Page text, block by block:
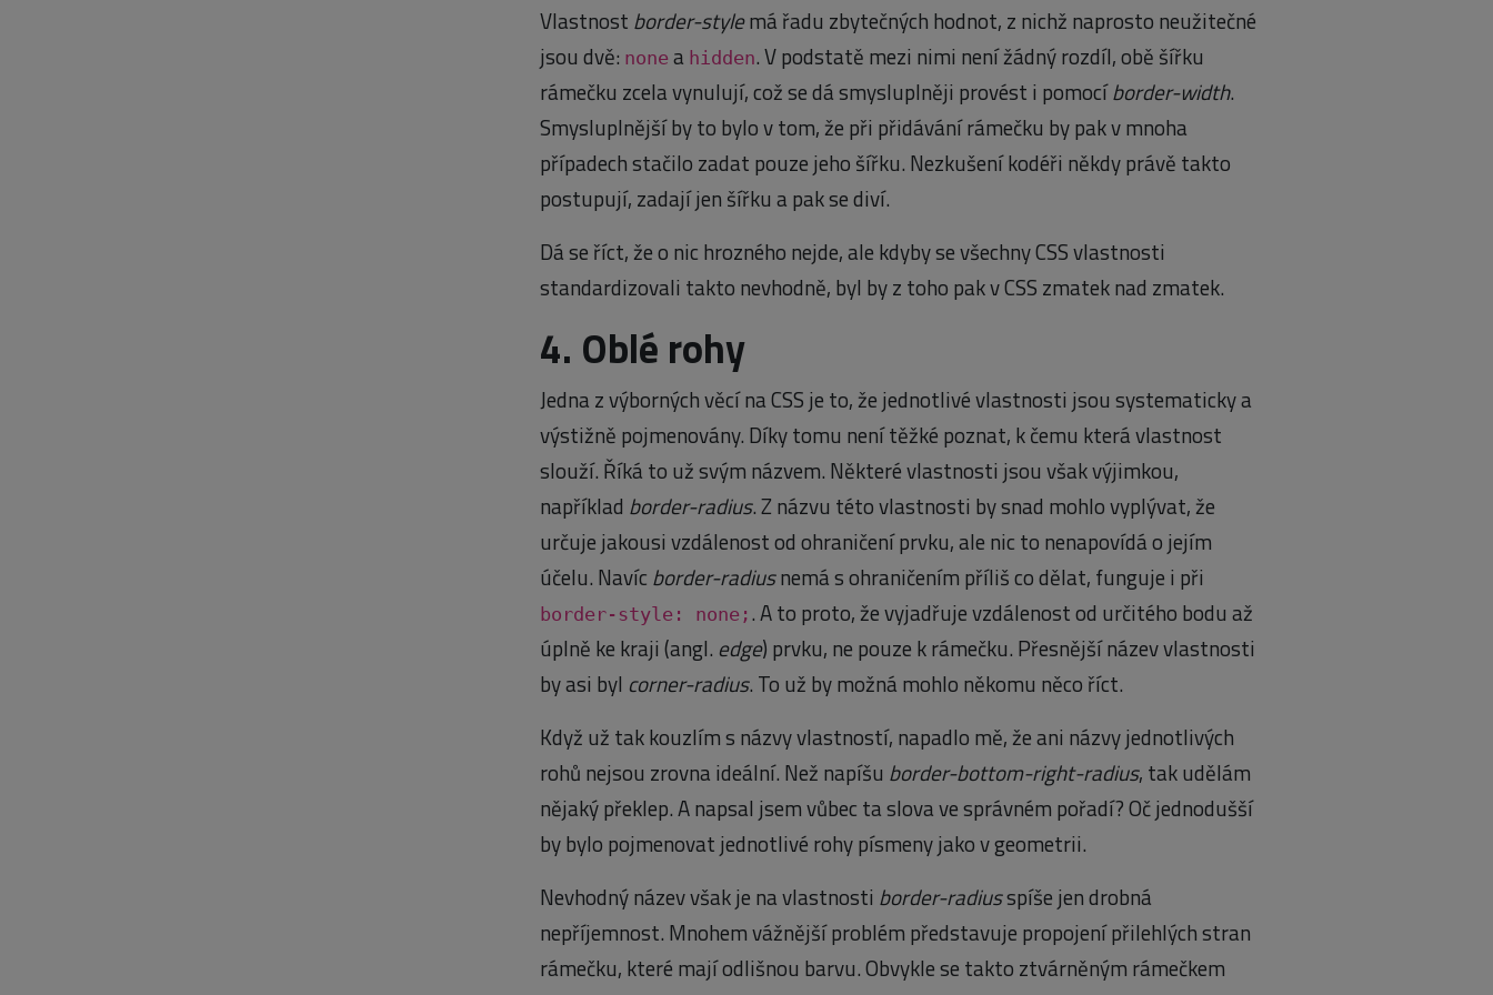
Vlastnost border-stylemá řadu zbytečných hodnot, z nichž naprosto neužitečné
jsou dvě: none a hidden. V podstatě mezi nimi není žádný rozdíl, obě šířku
rámečku zcela vynulují, což se dá smysluplněji provést i pomocíborder-width.
Smysluplnější by to bylo v tom, že při přidávání rámečku by pak v mnoha
případech stačilo zadat pouze jeho šířku. Nezkušení kodéři někdy právě takto
postupují, zadají jen šířku a pak se diví.
Dá se říct, že o nic hrozného nejde, ale kdyby se všechny CSS vlastnosti
standardizovali takto nevhodně, byl by z toho pak v CSS zmatek nad zmatek.
4. Oblé rohy
Jedna z výborných věcí na CSS je to, že jednotlivé vlastnosti jsou systematicky a
výstižně pojmenovány. Díky tomu není těžké poznat, k čemu která vlastnost
slouží. Říká to už svým názvem. Některé vlastnosti jsou však výjimkou,
například border-radius. Z názvu této vlastnosti by snad mohlo vyplývat, že
určuje jakousi vzdálenost od ohraničení prvku, ale nic to nenapovídá o jejím
účelu. Navíc border-radiusnemá s ohraničením příliš co dělat, funguje i při
border-style: none; . A to proto, že vyjadřuje vzdálenost od určitého bodu až
úplně ke kraji (angl. edge) prvku, ne pouze k rámečku. Přesnější název vlastnosti
by asi byl corner-radius. To už by možná mohlo někomu něco říct.
Když už tak kouzlím s názvy vlastností, napadlo mě, že ani názvy jednotlivých
rohů nejsou zrovna ideální. Než napíšu border-bottom-right-radius, tak udělám
nějaký překlep. A napsal jsem vůbec ta slova ve správném pořadí? Oč jednodušší
by bylo pojmenovat jednotlivé rohy písmeny jako v geometrii.
Nevhodný název však je na vlastnosti border-radiusspíše jen drobná
nepříjemnost. Mnohem vážnější problém představuje propojení přilehlých stran
rámečku, které mají odlišnou barvu. Obvykle se takto ztvárněným rámečkem